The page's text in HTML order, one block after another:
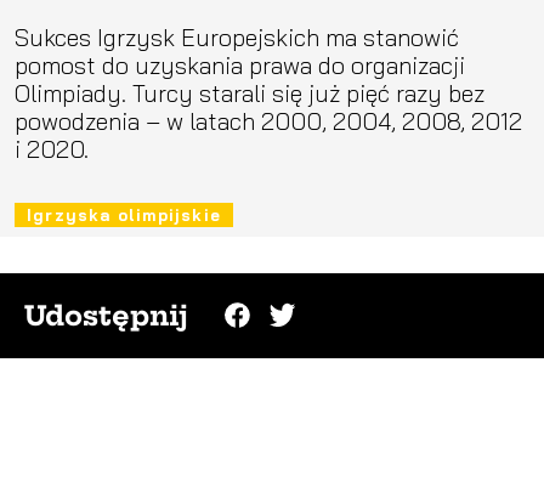
Sukces Igrzysk Europejskich ma stanowić
pomost do uzyskania prawa do organizacji
Olimpiady. Turcy starali się już pięć razy bez
powodzenia – w latach 2000, 2004, 2008, 2012
i 2020.
Igrzyska olimpijskie
Udostępnij